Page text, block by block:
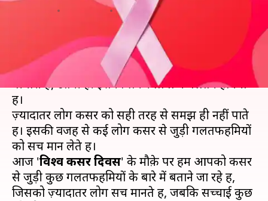
02:42 pm
कैंसर एक जानलेवा बीमारी है। कैंसर जितनी ख़तरनाक
बीमारी है, उतनी ही इसको लेकर लोगों में गलतफहमियाँ
हैं।
ज़्यादातर लोग कैंसर को सही तरह से समझ ही नहीं पाते
हैं। इसकी वजह से कई लोग कैंसर से जुड़ी गलतफहमियों
को सच मान लेते हैं।
आज 'विश्व कैंसर दिवस' के मौक़े पर हम आपको कैंसर
से जुड़ी कुछ गलतफहमियों के बारे में बताने जा रहे हैं,
जिसको ज़्यादातर लोग सच मानते हैं, जबकि सच्चाई कुछ